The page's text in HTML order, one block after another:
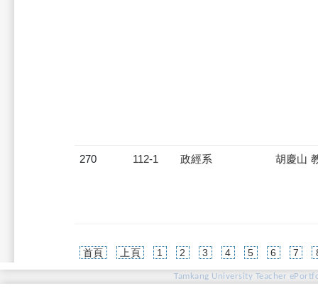
270 112-1 政經系 胡慶山
首頁 上頁 1 2 3 4 5 6 7
Tamkang University Teacher